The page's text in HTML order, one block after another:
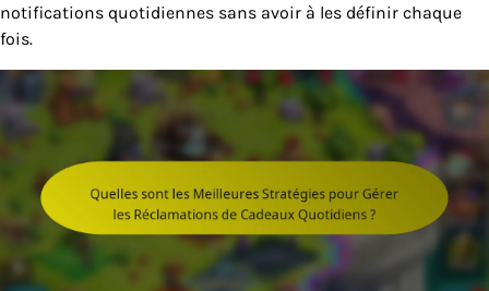
notifications quotidiennes sans avoir à les définir chaque
fois.